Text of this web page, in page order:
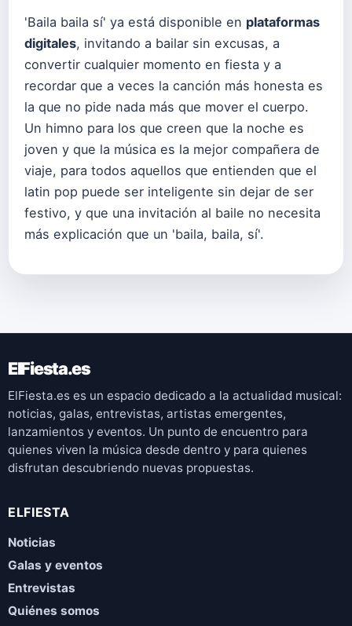
'Baila baila sí' ya está disponible en plataformas
digitales, invitando a bailar sin excusas, a
convertir cualquier momento en fiesta y a
recordar que a veces la canción más honesta es
la que no pide nada más que mover el cuerpo.
Un himno para los que creen que la noche es
joven y que la música es la mejor compañera de
viaje, para todos aquellos que entienden que el
latin pop puede ser inteligente sin dejar de ser
festivo, y que una invitación al baile no necesita
más explicación que un 'baila, baila, sí'.
ElFiesta.es
ElFiesta.es es un espacio dedicado a la actualidad musical:
noticias, galas, entrevistas, artistas emergentes,
lanzamientos y eventos. Un punto de encuentro para
quienes viven la música desde dentro y para quienes
disfrutan descubriendo nuevas propuestas.
ELFIESTA
Noticias
Galas y eventos
Entrevistas
Quiénes somos